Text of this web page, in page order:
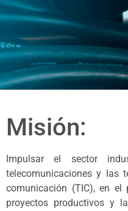
Misión:
Impulsar el sector
telecomunicaciones y las
comunicación (TIC), en
proyectos productivos y